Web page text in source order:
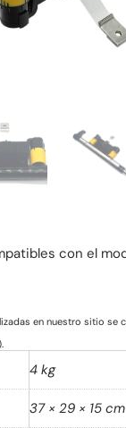
con el
en nuestro sitio se
4 kg
37 × 29 × 15 cm